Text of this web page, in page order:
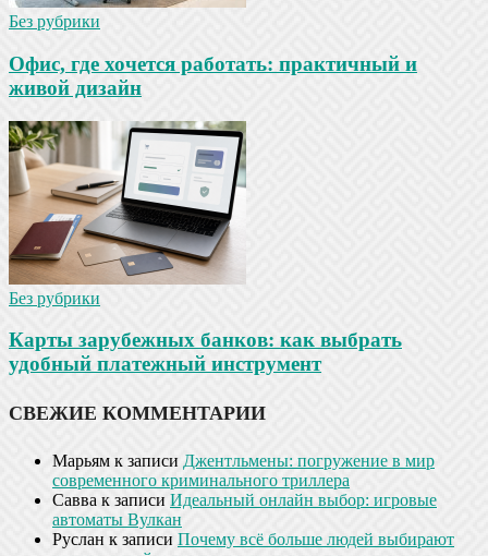
Без рубрики
Офис, где хочется работать: практичный и
живой дизайн
Без рубрики
Карты зарубежных банков: как выбрать
удобный платежный инструмент
СВЕЖИЕ КОММЕНТАРИИ
Марьям к записи Джентльмены: погружение в мир
современного криминального триллера
Савва к записи Идеальный онлайн выбор: игровые
автоматы Вулкан
Руслан к записи Почему всё больше людей выбирают